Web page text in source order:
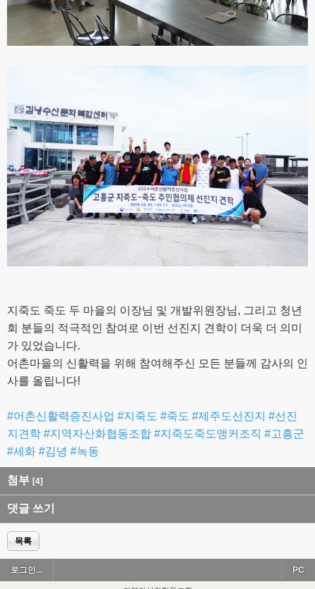
지죽도 죽도 두 마을의 이장님 및 개발위원장님, 그리고 청년
회 분들의 적극적인 참여로 이번 선진지 견학이 더욱 더 의미
가 있었습니다.⠀
어촌마을의 신활력을 위해 참여해주신 모든 분들께 감사의 인
사를 올립니다!
#어촌신활력증진사업 #지죽도 #죽도 #제주도선진지 #선진
지견학 #지역자산화협동조합 #지죽도죽도앵커조직 #고흥군
#세화 #김녕 #녹동
첨부 [4]
댓글 쓰기
목록
로그인... PC